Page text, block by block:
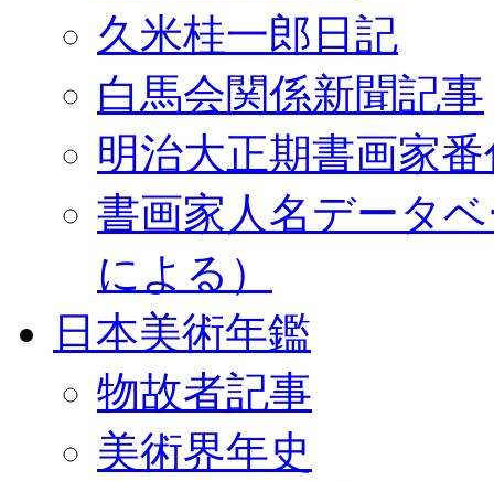
久米桂一郎日記
白馬会関係新聞記事
明治大正期書画家
書画家人名データ
による）
日本美術年鑑
物故者記事
美術界年史